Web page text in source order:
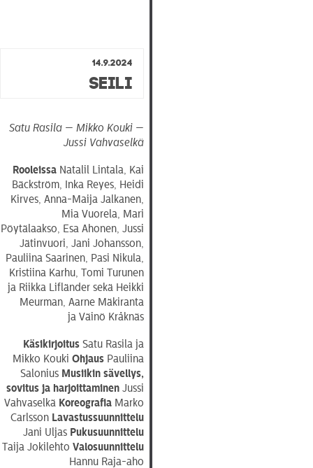
14.9.2024
Seili
Satu Rasila — Mikko Kouki —
Jussi Vahvaselkä
Rooleissa Natalil Lintala, Kai
Bäckström, Inka Reyes, Heidi
Kirves, Anna-Maija Jalkanen,
Mia Vuorela, Mari
Pöytälaakso, Esa Ahonen, Jussi
Jätinvuori, Jani Johansson,
Pauliina Saarinen, Pasi Nikula,
Kristiina Karhu, Tomi Turunen
ja Riikka Lifländer sekä Heikki
Meurman, Aarne Mäkiranta
ja Väinö Kråknäs
KäsikirjoitusSatu Rasila ja
Mikko KoukiOhjaus Pauliina
Salonius Musiikin sävellys,
sovitus ja harjoittaminen Jussi
Vahvaselkä Koreografia Marko
Carlsson Lavastussuunnittelu
Jani Uljas Pukusuunnittelu
Taija JokilehtoValosuunnittelu
Hannu Raja-aho